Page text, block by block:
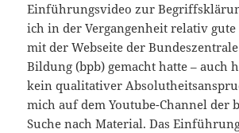
Einführungsvideo zur
ich in der Vergangenheit relativ
mit der Webseite der
Bildung (bpb) gemacht hatte – auch
kein qualitativer
mich auf dem Youtube-Channel der
Suche nach Material. Das